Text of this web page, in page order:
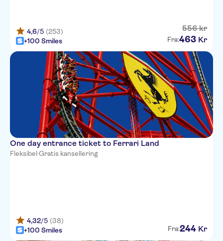
4,6/5 (253)
+100 Smiles
556 kr
Fra:463 Kr
One day entrance ticket to Ferrari Land
Fleksibel·Gratis kansellering
4,32/5 (38)
+100 Smiles
Fra:244 Kr